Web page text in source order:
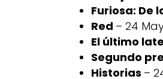
Furiosa: De
Red – 24
El último
Segundo
Historias –